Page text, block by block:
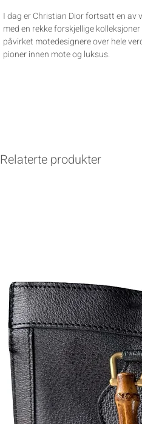
I dag er Christian Dior fortsatt en av
med en rekke forskjellige
påvirket motedesignere over hele
pioner innen mote og luksus.
Relaterte produkter